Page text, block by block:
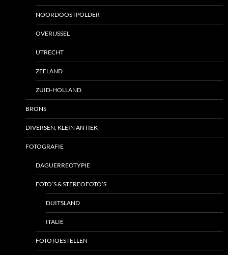
NOORDOOSTPOLDER
OVERIJSSEL
UTRECHT
ZEELAND
ZUID-HOLLAND
BRONS
DIVERSEN, KLEIN ANTIEK
FOTOGRAFIE
DAGUERREOTYPIE
FOTO’S & STEREOFOTO’S
DUITSLAND
ITALIE
FOTOTOESTELLEN